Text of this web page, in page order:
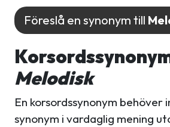
Föreslå en synonym till
Melodisk
En korsordssynonym behöver
synonym i vardaglig mening